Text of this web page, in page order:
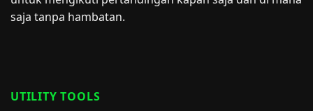
saja tanpa hambatan.
UTILITY TOOLS